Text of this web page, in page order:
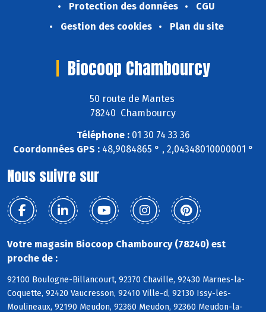
Protection des données
CGU
Gestion des cookies
Plan du site
Biocoop Chambourcy
50 route de Mantes
78240 Chambourcy
Téléphone :01 30 74 33 36
Coordonnées GPS :48,9084865 ° , 2,04348010000001 °
Nous suivre sur
Votre magasin Biocoop Chambourcy (78240) est
proche de :
92100 Boulogne-Billancourt, 92370 Chaville, 92430 Marnes-la-
Coquette, 92420 Vaucresson, 92410 Ville-d, 92130 Issy-les-
Moulineaux, 92190 Meudon, 92360 Meudon, 92360 Meudon-la-